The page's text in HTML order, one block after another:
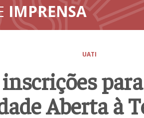
IMPRENSA
UATI
Aberta à